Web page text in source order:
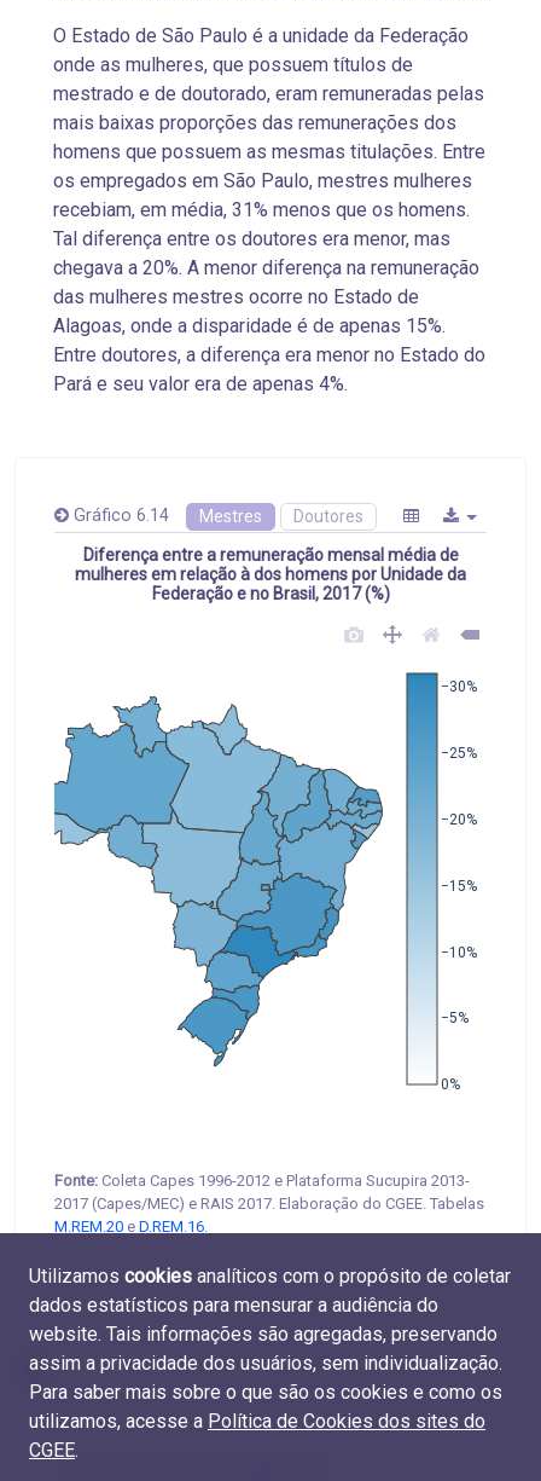
O Estado de São Paulo é a unidade da Federação
onde as mulheres, que possuem títulos de
mestrado e de doutorado, eram remuneradas pelas
mais baixas proporções das remunerações dos
homens que possuem as mesmas titulações. Entre
os empregados em São Paulo, mestres mulheres
recebiam, em média, 31% menos que os homens.
Tal diferença entre os doutores era menor, mas
chegava a 20%. A menor diferença na remuneração
das mulheres mestres ocorre no Estado de
Alagoas, onde a disparidade é de apenas 15%.
Entre doutores, a diferença era menor no Estado do
Pará e seu valor era de apenas 4%.
Gráfico 6.14 Mestres Doutores
Diferença entre a remuneração mensal média de
mulheres em relação à dos homens por Unidade da
Federação e no Brasil, 2017 (%)
0%
−5%
−10%
−15%
−20%
−25%
−30%
Fonte: Coleta Capes 1996-2012 e Plataforma Sucupira 2013-
2017 (Capes/MEC) e RAIS 2017. Elaboração do CGEE. Tabelas
M.REM.20 e D.REM.16
Utilizamos cookies analíticos com o propósito de coletar
dados estatísticos para mensurar a audiência do
website. Tais informações são agregadas, preservando
assim a privacidade dos usuários, sem individualização.
Para saber mais sobre o que são os cookies e como os
utilizamos, acesse a Política de Cookies dos sites do
CGEE.